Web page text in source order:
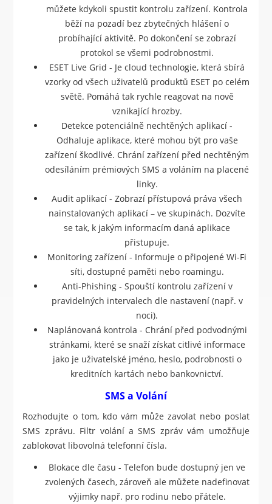
můžete kdykoli spustit kontrolu zařízení. Kontrola
běží na pozadí bez zbytečných hlášení o
probíhající aktivitě. Po dokončení se zobrazí
protokol se všemi podrobnostmi.
ESET Live Grid - Je cloud technologie, která sbírá
vzorky od všech uživatelů produktů ESET po celém
světě. Pomáhá tak rychle reagovat na nově
vznikající hrozby.
Detekce potenciálně nechtěných aplikací -
Odhaluje aplikace, které mohou být pro vaše
zařízení škodlivé. Chrání zařízení před nechtěným
odesíláním prémiových SMS a voláním na placené
linky.
Audit aplikací - Zobrazí přístupová práva všech
nainstalovaných aplikací – ve skupinách. Dozvíte
se tak, k jakým informacím daná aplikace
přistupuje.
Monitoring zařízení - Informuje o připojené Wi-Fi
síti, dostupné paměti nebo roamingu.
Anti-Phishing - Spouští kontrolu zařízení v
pravidelných intervalech dle nastavení (např. v
noci).
Naplánovaná kontrola - Chrání před podvodnými
stránkami, které se snaží získat citlivé informace
jako je uživatelské jméno, heslo, podrobnosti o
kreditních kartách nebo bankovnictví.
SMS a Volání
Rozhodujte o tom, kdo vám může zavolat nebo poslat
SMS zprávu. Filtr volání a SMS zpráv vám umožňuje
zablokovat libovolná telefonní čísla.
Blokace dle času - Telefon bude dostupný jen ve
zvolených časech, zároveň ale můžete nadefinovat
výjimky např. pro rodinu nebo přátele.